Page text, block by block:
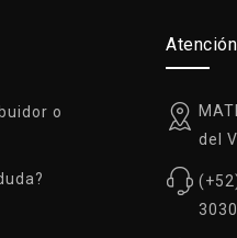
o
del
3030